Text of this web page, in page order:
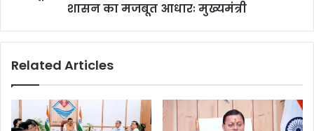
शासन का मजबूत आधारः मुख्यमंत्री
Related Articles